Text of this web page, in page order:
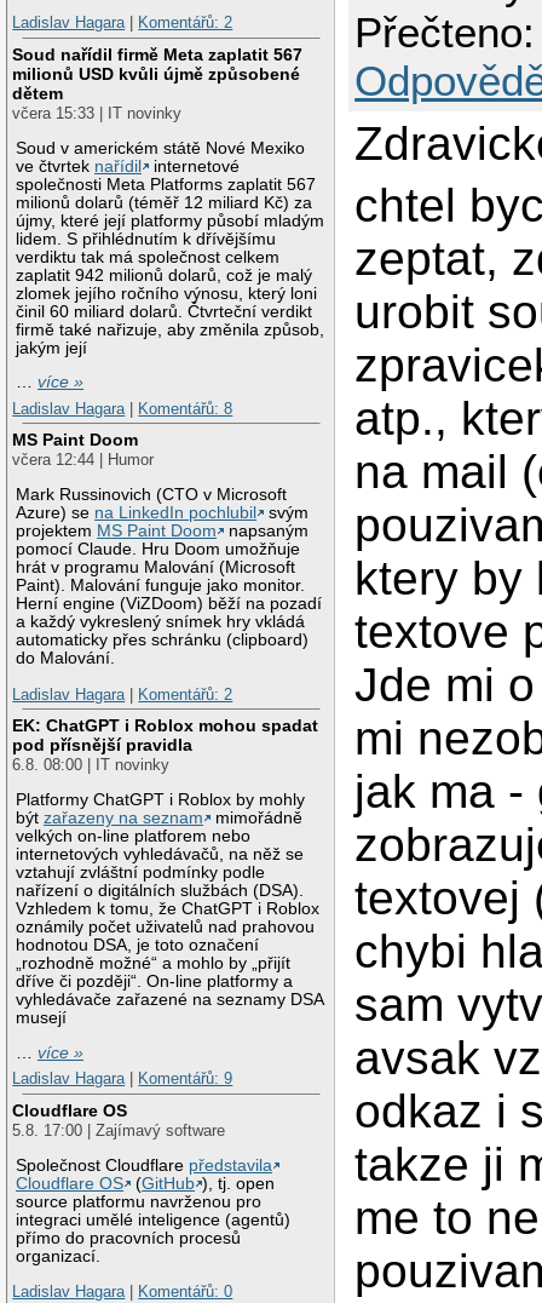
Ladislav Hagara| Komentářů: 2
Soud nařídil firmě Meta zaplatit 567
milionů USD kvůli újmě způsobené
dětem
včera 15:33 | IT novinky
Soud v americkém státě Nové Mexiko
ve čtvrtek nařídil
internetové
společnosti Meta Platforms zaplatit 567
milionů dolarů (téměř 12 miliard Kč) za
újmy, které její platformy působí mladým
lidem. S přihlédnutím k dřívějšímu
verdiktu tak má společnost celkem
zaplatit 942 milionů dolarů, což je malý
zlomek jejího ročního výnosu, který loni
činil 60 miliard dolarů. Čtvrteční verdikt
firmě také nařizuje, aby změnila způsob,
jakým její
…více »
Ladislav Hagara
Komentářů: 8
MS Paint Doom
včera 12:44 | Humor
Mark Russinovich (CTO v Microsoft
Azure) se na LinkedIn pochlubil
svým
projektem MS Paint Doom
napsaným
pomocí Claude. Hru Doom umožňuje
hrát v programu Malování (Microsoft
Paint). Malování funguje jako monitor.
Herní engine (ViZDoom) běží na pozadí
a každý vykreslený snímek hry vkládá
automaticky přes schránku (clipboard)
do Malování.
Ladislav Hagara
Komentářů: 2
EK: ChatGPT i Roblox mohou spadat
pod přísnější pravidla
6.8. 08:00 | IT novinky
Platformy ChatGPT i Roblox by mohly
býtzařazeny na seznam
mimořádně
velkých on-line platforem nebo
internetových vyhledávačů, na něž se
vztahují zvláštní podmínky podle
nařízení o digitálních službách (DSA).
Vzhledem k tomu, že ChatGPT i Roblox
oznámily počet uživatelů nad prahovou
hodnotou DSA, je toto označení
„rozhodně možné“ a mohlo by „přijít
dříve či později“. On-line platformy a
vyhledávače zařazené na seznamy DSA
musejí
…více »
Ladislav Hagara| Komentářů: 9
Cloudflare OS
5.8. 17:00 | Zajímavý software
Společnost Cloudflare představila
Cloudflare OS
(GitHub ), tj. open
source platformu navrženou pro
integraci umělé inteligence (agentů)
přímo do pracovních procesů
organizací.
Ladislav Hagara| Komentářů: 0
chtel
zeptat,
urobit
atp.,
na mail
ktery by
textove
Jde mi
mi
jak ma -
textovej
chybi
sam
avsak
odkaz i
takze ji
me to